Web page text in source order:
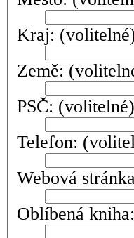
Kraj:
Země:
PSČ: (volitelné)
Telefon:
Webová
Oblíbená kniha: